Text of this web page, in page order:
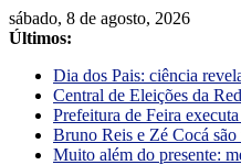
sábado, 8 de agosto, 2026
Últimos:
Dia dos Pais: ciência
Central de Eleições da
Prefeitura de Feira
Bruno Reis e Zé Cocá
Muito além do presente: